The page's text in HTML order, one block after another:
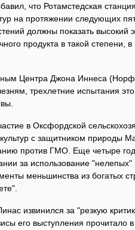
что Ротамстедская
на протяжении следующих
должны показать высокий
продукта в такой степени,
Центра Джона Иннеса
трехлетние испытания
в Оксфордской
с защитником природы
против ГМО. Еще четыре
за использование
меньшинства из богатых
извинился за "резкую
его выступления прочитало